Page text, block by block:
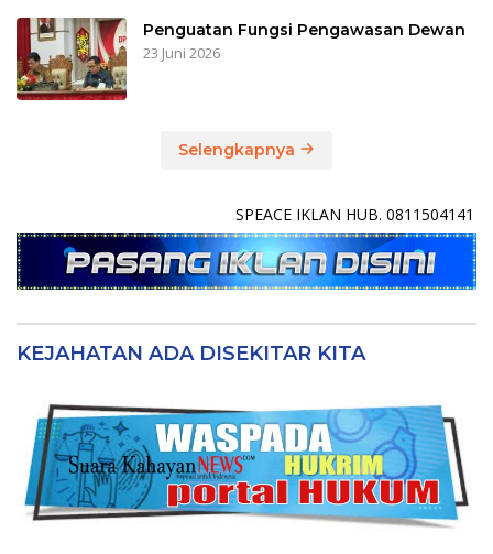
Penguatan Fungsi Pengawasan Dewan
23 Juni 2026
Selengkapnya
SPEACE IKLAN HUB. 0811504141
KEJAHATAN ADA DISEKITAR KITA